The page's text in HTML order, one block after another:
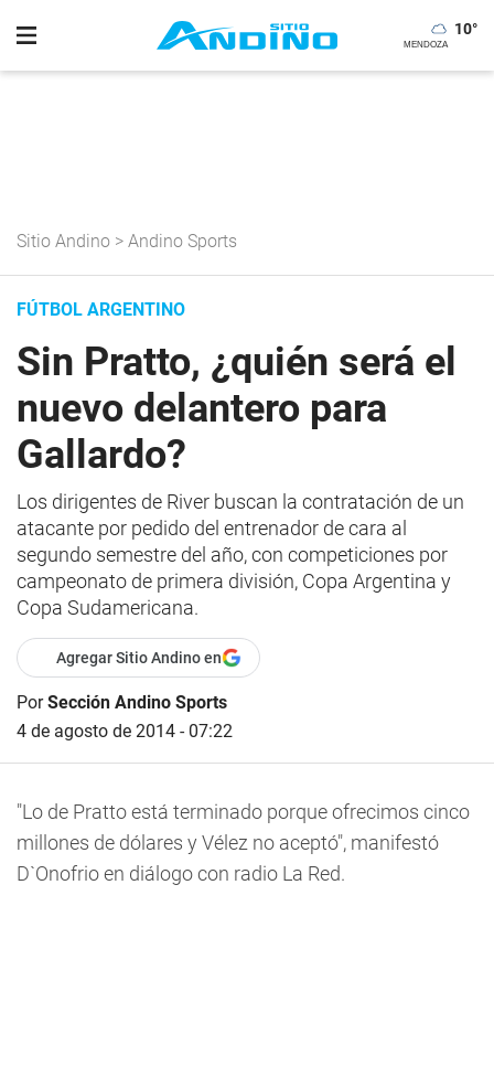
10°
Sitio Andino > Andino Sports
FÚTBOL ARGENTINO
Sin Pratto, ¿quién será el
nuevo delantero para
Gallardo?
Los dirigentes de River buscan la contratación de un
atacante por pedido del entrenador de cara al
segundo semestre del año, con competiciones por
campeonato de primera división, Copa Argentina y
Copa Sudamericana.
Agregar Sitio Andino en
PorSección Andino Sports
4 de agosto de 2014 - 07:22
"Lo de Pratto está terminado porque ofrecimos cinco
millones de dólares y Vélez no aceptó", manifestó
D`Onofrio en diálogo con radio La Red.